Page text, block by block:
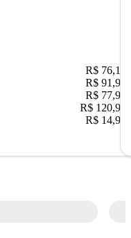
R$ 76,10
R$ 91,90
R$ 77,90
R$ 120,90
R$ 14,90